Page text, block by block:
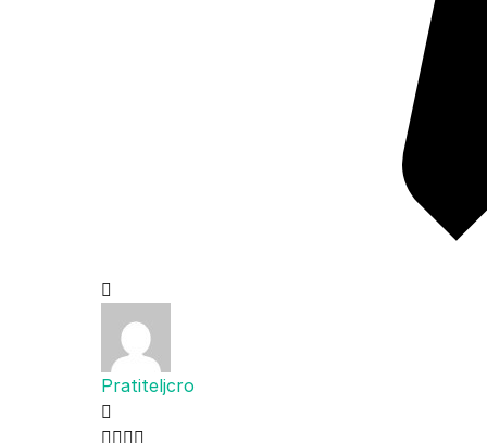
Pratiteljcro